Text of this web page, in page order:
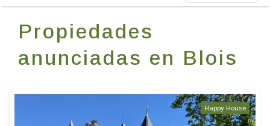
ES
Propiedades
anunciadas en Blois
Happy House